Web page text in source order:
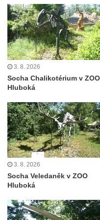
Pamětní deska Johanna
severně od Tokáně
Obrázek svatého
Huberta
Obrázek svatého
východně od Srbské
čp. 37 v Račicích
Socha ležícího koně v
Československé armády
Socha Medvídě v
Sochy Ležící žena v
Sochy Ptáci v Tierpark
Socha Panter v ZOO
3. 8. 2026
Socha Chalikotérium v ZOO
Hluboká
3. 8. 2026
Socha Veledaněk v ZOO
Hluboká